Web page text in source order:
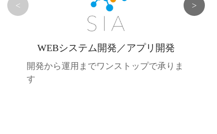
WEBシステム開発／アプリ開発
開発から運用までワンストップで承りま
す
< >